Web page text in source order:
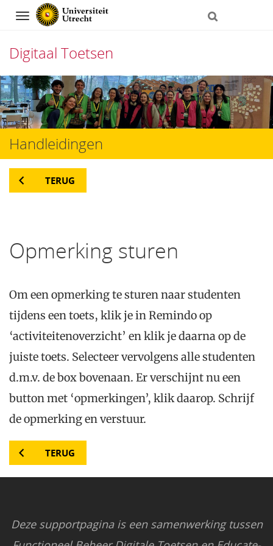
Navigation
Digitaal Toetsen
Direct
naar
het
inhoud
Handleidingen
TERUG
Opmerking sturen
Om een opmerking te sturen naar studenten
tijdens een toets, klik je in Remindo op
‘activiteitenoverzicht’ en klik je daarna op de
juiste toets. Selecteer vervolgens alle studenten
d.m.v. de box bovenaan. Er verschijnt nu een
button met ‘opmerkingen’, klik daarop. Schrijf
de opmerking en verstuur.
TERUG
Deze supportpagina is een samenwerking tussen